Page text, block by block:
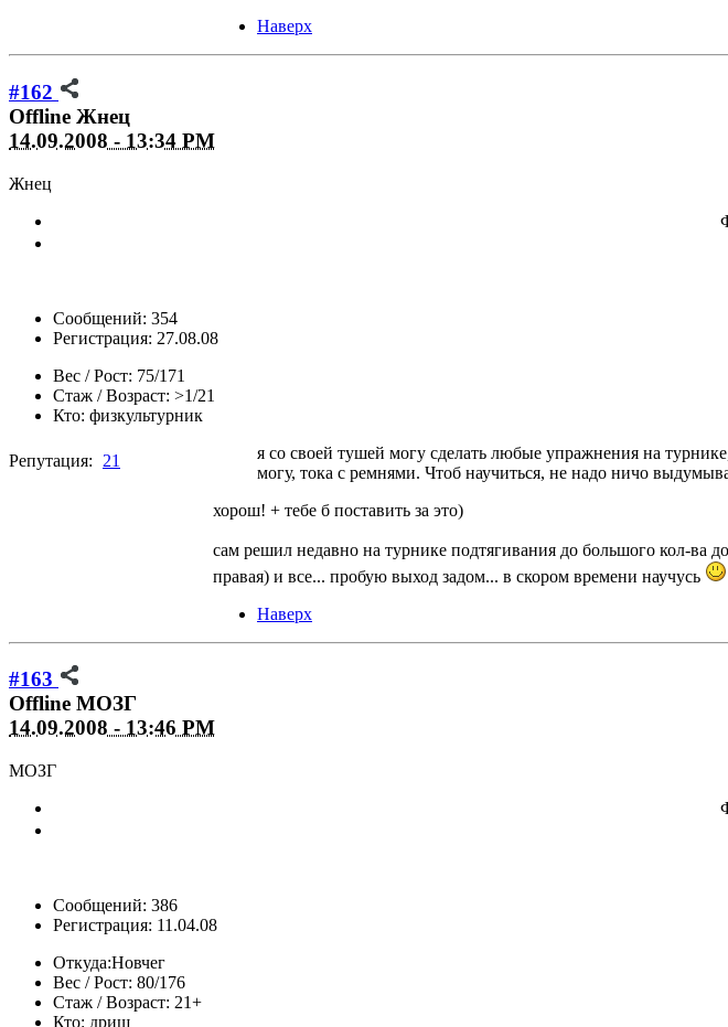
Наверх
#162
Offline Жнец
14.09.2008 - 13:34 PM
Жнец
Сообщений: 354
Регистрация: 27.08.08
Вес / Рост: 75/171
Стаж / Возраст: >1/21
Кто: физкультурник
Репутация: 21
я со своей тушей могу сделать любые упражнения на
могу, тока с ремнями. Чтоб научиться, не надо ничо
хорош! + тебе б поставить за это)
сам решил недавно на турнике подтягивания до большого кол-ва
правая) и все... пробую выход задом... в скором времени научусь
Наверх
#163
Offline МОЗГ
14.09.2008 - 13:46 PM
МОЗГ
Сообщений: 386
Регистрация: 11.04.08
Откуда:Новчег
Вес / Рост: 80/176
Стаж / Возраст: 21+
Кто: дрищ